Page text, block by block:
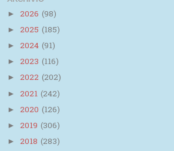
► 2026 (98)
► 2025 (185)
► 2024 (91)
► 2023 (116)
► 2022 (202)
► 2021 (242)
► 2020 (126)
► 2019 (306)
► 2018 (283)